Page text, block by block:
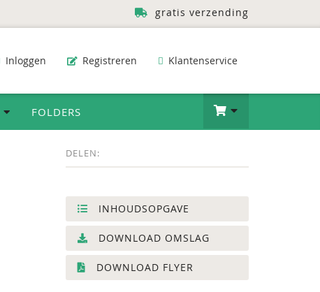
gratis verzending
Inloggen Registreren Klantenservice
FOLDERS
DELEN:
INHOUDSOPGAVE
DOWNLOAD OMSLAG
DOWNLOAD FLYER